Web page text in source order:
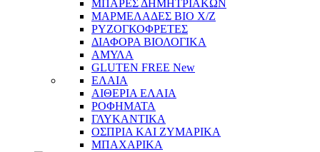
ΜΠΑΡΕΣ ΔΗΜΗΤΡΙΑΚΩΝ
ΜΑΡΜΕΛΑΔΕΣ BIO Χ/Ζ
ΡΥΖΟΓΚΟΦΡΕΤΕΣ
ΔΙΑΦΟΡΑ ΒΙΟΛΟΓΙΚΑ
ΑΜΥΛΑ
GLUTEN FREE New
ΕΛΑΙΑ
ΑΙΘΕΡΙΑ ΕΛΑΙΑ
ΡΟΦΗΜΑΤΑ
ΓΛΥΚΑΝΤΙΚΑ
ΟΣΠΡΙΑ ΚΑΙ ΖΥΜΑΡΙΚΑ
ΜΠΑΧΑΡΙΚΑ